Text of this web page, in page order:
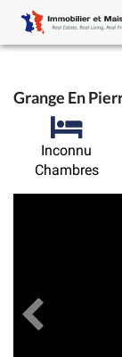
Grange En
Inconnu
Chambres